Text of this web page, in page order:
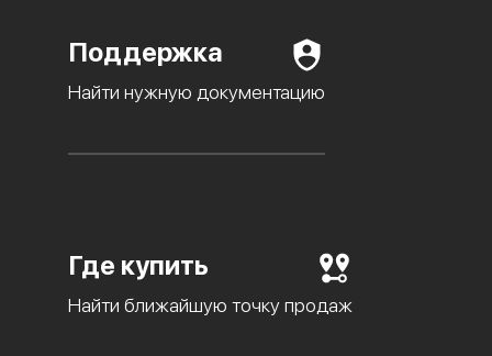
Поддержка
Найти нужную документацию
Где купить
Найти ближайшую точку продаж